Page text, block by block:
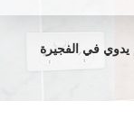
في الفجيرة